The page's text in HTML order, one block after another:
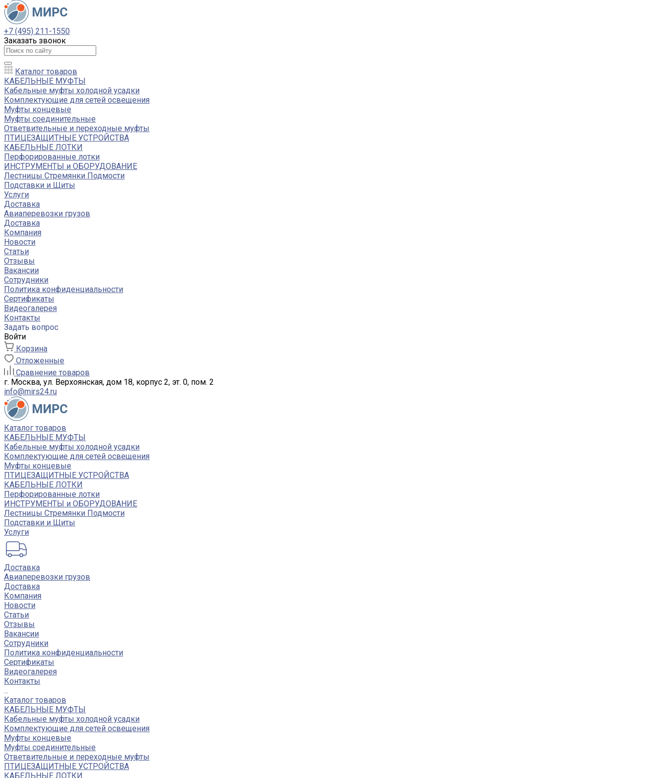
+7 (495) 211-1550
Заказать звонок
Каталог товаров
КАБЕЛЬНЫЕ МУФТЫ
Кабельные муфты холодной усадки
Комплектующие для сетей освещения
Муфты концевые
Муфты соединительные
Ответвительные и переходные муфты
ПТИЦЕЗАЩИТНЫЕ УСТРОЙСТВА
КАБЕЛЬНЫЕ ЛОТКИ
Перфорированные лотки
ИНСТРУМЕНТЫ и ОБОРУДОВАНИЕ
Лестницы Стремянки Подмости
Подставки и Щиты
Услуги
Доставка
Авиаперевозки грузов
Доставка
Компания
Новости
Статьи
Отзывы
Вакансии
Сотрудники
Политика конфиденциальности
Сертификаты
Видеогалерея
Контакты
Задать вопрос
Войти
Корзина
Отложенные
Сравнение товаров
г. Москва, ул. Верхоянская, дом 18, корпус 2, эт. 0, пом. 2
info@mirs24.ru
Каталог товаров
КАБЕЛЬНЫЕ МУФТЫ
Кабельные муфты холодной усадки
Комплектующие для сетей освещения
Муфты концевые
ПТИЦЕЗАЩИТНЫЕ УСТРОЙСТВА
КАБЕЛЬНЫЕ ЛОТКИ
Перфорированные лотки
ИНСТРУМЕНТЫ и ОБОРУДОВАНИЕ
Лестницы Стремянки Подмости
Подставки и Щиты
Услуги
Доставка
Авиаперевозки грузов
Доставка
Компания
Новости
Статьи
Отзывы
Вакансии
Сотрудники
Политика конфиденциальности
Сертификаты
Видеогалерея
Контакты
...
Каталог товаров
КАБЕЛЬНЫЕ МУФТЫ
Кабельные муфты холодной усадки
Комплектующие для сетей освещения
Муфты концевые
Муфты соединительные
Ответвительные и переходные муфты
ПТИЦЕЗАЩИТНЫЕ УСТРОЙСТВА
КАБЕЛЬНЫЕ ЛОТКИ